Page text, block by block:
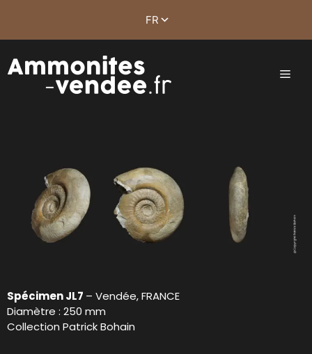
Spécimen JL7 – Vendée, FRANCE
Diamètre : 250 mm
Collection Patrick Bohain